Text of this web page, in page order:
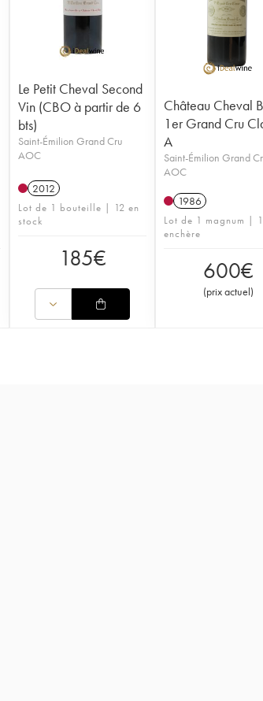
Le Petit Cheval Second
Vin (CBO à partir de 6
bts)
Saint-Émilion Grand Cru
AOC
2012
Lot de 1 bouteille | 12 en
stock
185€
Château Cheval
1er Grand Cru
A
Saint-Émilion Grand
AOC
1986
Lot de 1 magnum |
enchère
600€
(prix actuel)